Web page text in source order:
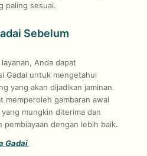
paling sesuai.
Sebelum
Anda dapat
Gadai untuk mengetahui
yang akan dijadikan jaminan.
memperoleh gambaran awal
mungkin diterima dan
pembiayaan dengan lebih baik.
Gadai